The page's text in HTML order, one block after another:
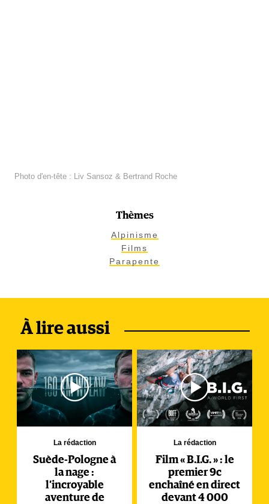
Photo d'en-tête : Liv Sansoz & Bertrand Roche
Thèmes
Alpinisme
Films
Parapente
À lire aussi
La rédaction
Suède-Pologne à
la nage :
l’incroyable
aventure de
La rédaction
Film « B.I.G. » : le
premier 9c
enchaîné en direct
devant 4 000